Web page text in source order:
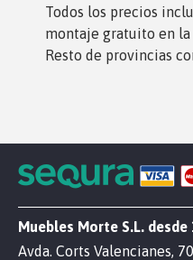
Todos los precios
montaje gratuito en la
Resto de provincias
Muebles Morte S.L. desde
Avda. Corts Valencianes, 70